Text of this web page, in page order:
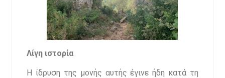
Λίγη ιστορία
Η ίδρυση της μονής αυτής έγινε ήδη κατά τη